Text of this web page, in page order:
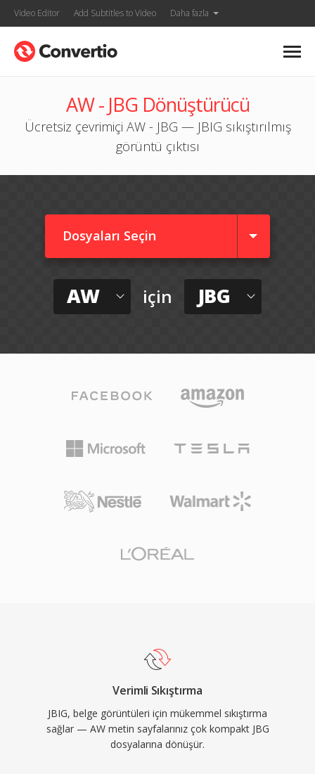
Video Editor Add Subtitles to Video Daha fazla
AW - JBG Dönüştürücü
Ücretsiz çevrimiçi AW - JBG — JBIG sıkıştırılmış
görüntü çıktısı
Dosyaları Seçin
AW için JBG
Verimli Sıkıştırma
JBIG, belge görüntüleri için mükemmel sıkıştırma
sağlar — AW metin sayfalarınız çok kompakt JBG
dosyalarına dönüşür.